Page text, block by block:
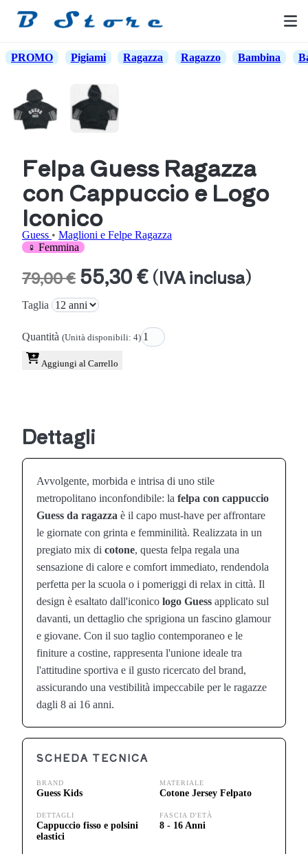
PROMO Pigiami Ragazza Ragazzo Bambina
Felpa Guess Ragazza
con Cappuccio e Logo
Iconico
Guess • Maglioni e Felpe Ragazza
♀ Femmina
79,00 € 55,30 € (IVA inclusa)
Taglia
Quantità (Unità disponibili: 4)
Aggiungi al Carrello
Dettagli
Avvolgente, morbida e intrisa di uno stile
metropolitano inconfondibile: la felpa con cappuccio
Guess da ragazza è il capo must-have per affrontare
le giornate con grinta e femminilità. Realizzata in un
pregiato mix di cotone, questa felpa regala una
sensazione di calore e comfort immediato, rendendola
perfetta per la scuola o i pomeriggi di relax in città. Il
design è esaltato dall'iconico logo Guess applicato sul
davanti, un dettaglio che sprigiona un fascino glamour
e giovane. Con il suo taglio contemporaneo e le
finiture a costine, rappresenta l'unione ideale tra
l'attitudine sportiva e il gusto ricercato del brand,
assicurando una vestibilità impeccabile per le ragazze
dagli 8 ai 16 anni.
SCHEDA TECNICA
BRAND
Guess Kids
MATERIALE
Cotone Jersey Felpato
DETTAGLI
Cappuccio fisso e polsini
elastici
FASCIA D'ETÀ
8 - 16 Anni